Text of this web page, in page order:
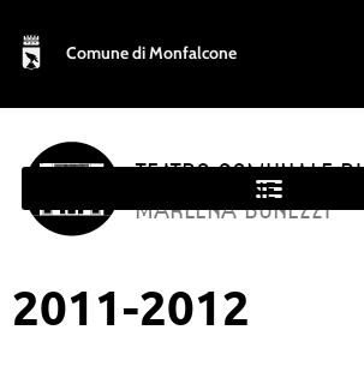
Comune di Monfalcone
TEATRO COMUNALE DI
MONFALCONE
MARLENA BONEZZI
2011-2012